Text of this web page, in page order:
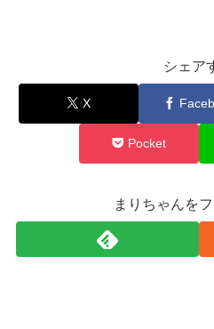
シェア
X
Pocket
まりちゃんを